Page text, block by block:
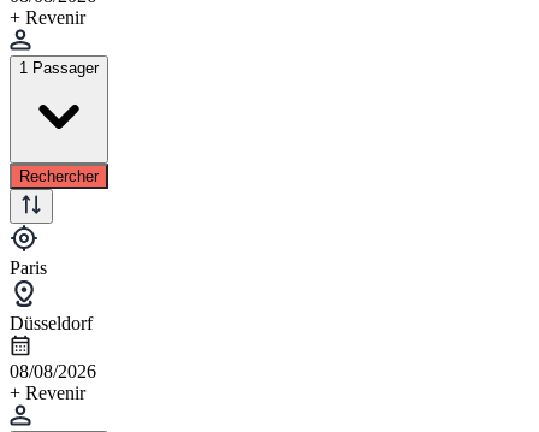
+ Revenir
1 Passager
Rechercher
Paris
Düsseldorf
08/08/2026
+ Revenir